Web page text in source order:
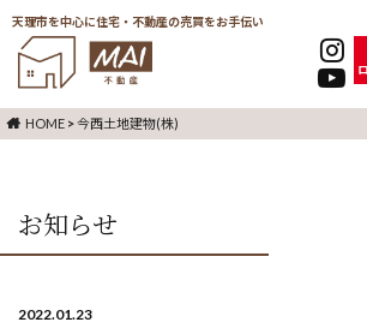
天理市を中心に住宅・不動産の売買をお手伝い
HOME >今西土地建物(株)
お知らせ
2022.01.23